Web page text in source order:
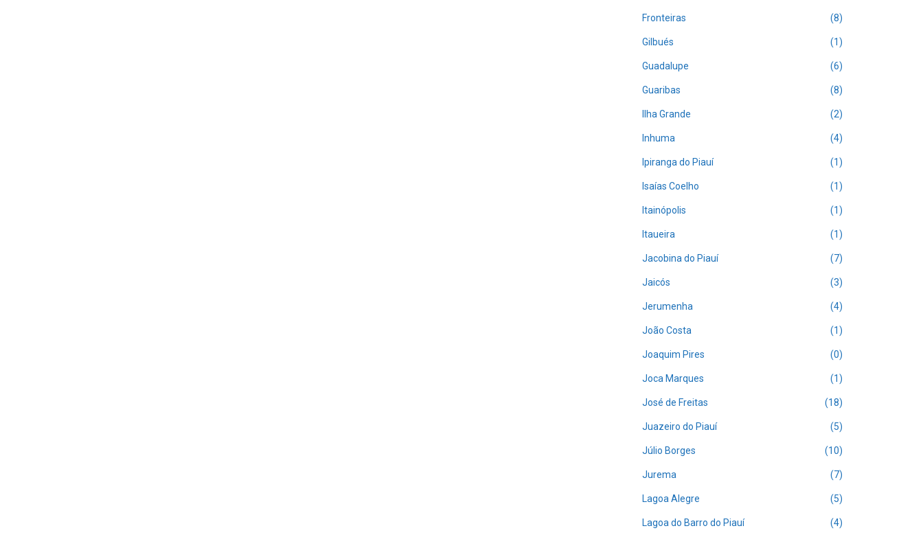
Fronteiras (8)
Gilbués (1)
Guadalupe (6)
Guaribas (8)
Ilha Grande (2)
Inhuma (4)
Ipiranga do Piauí (1)
Isaías Coelho (1)
Itainópolis (1)
Itaueira (1)
Jacobina do Piauí (7)
Jaicós (3)
Jerumenha (4)
João Costa (1)
Joaquim Pires (0)
Joca Marques (1)
José de Freitas (18)
Juazeiro do Piauí (5)
Júlio Borges (10)
Jurema (7)
Lagoa Alegre (5)
Lagoa do Barro do Piauí (4)